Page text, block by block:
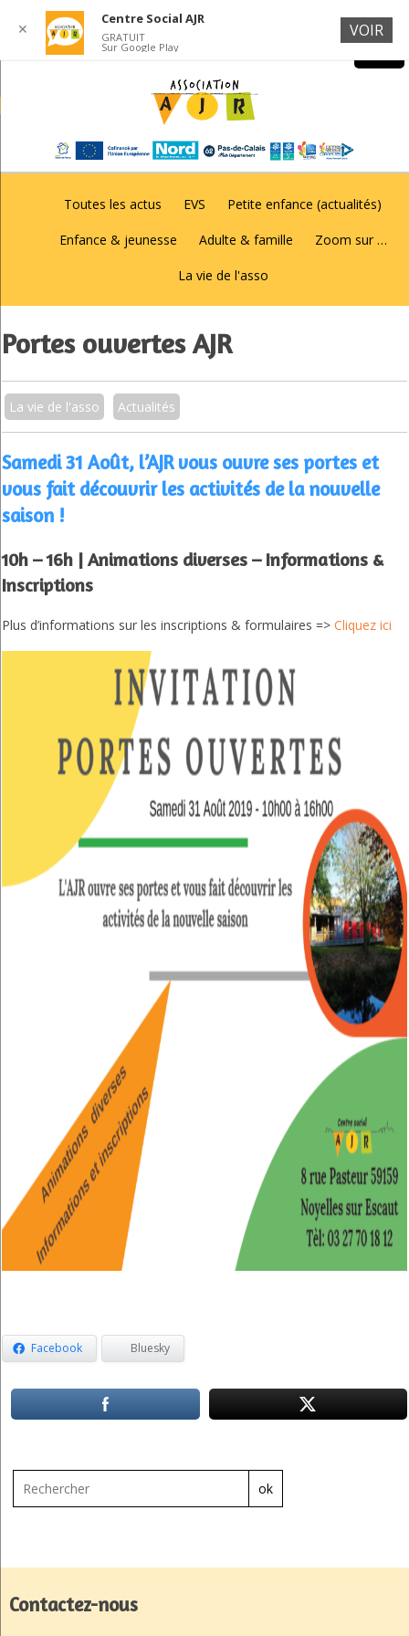
Toutes les actus EVS Petite enfance (actualités)
Enfance & jeunesse Adulte & famille Zoom sur …
La vie de l'asso
Portes ouvertes AJR
La vie de l'asso Actualités
Samedi 31 Août, l’AJR vous ouvre ses portes et
vous fait découvrir les activités de la nouvelle
saison !
10h – 16h | Animations diverses – Informations &
Inscriptions
Plus d’informations sur les inscriptions & formulaires =>Cliquez ici
Facebook Bluesky
ok
Contactez-nous
✕
Centre Social AJR
GRATUIT
Sur Google Play
VOIR